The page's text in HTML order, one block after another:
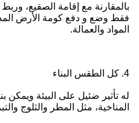
بالمقارنة مع إقامة الصقيع،
فقط وضع و دفع كومة الأرض
المواد والعمالة.
4. كل الطقس البناء
له تأثير ضئيل على البيئة
المناخية، مثل المطر والثلوج